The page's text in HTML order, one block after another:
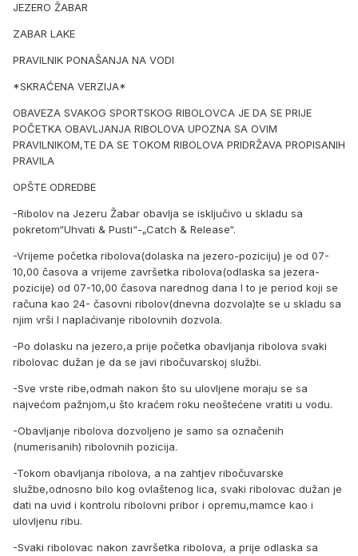
JEZERO ŽABAR
ZABAR LAKE
PRAVILNIK PONAŠANJA NA VODI
*SKRAĆENA VERZIJA*
OBAVEZA SVAKOG SPORTSKOG RIBOLOVCA JE DA SE PRIJE
POČETKA OBAVLJANJA RIBOLOVA UPOZNA SA OVIM
PRAVILNIKOM,TE DA SE TOKOM RIBOLOVA PRIDRŽAVA PROPISANIH
PRAVILA
OPŠTE ODREDBE
-Ribolov na Jezeru Žabar obavlja se isključivo u skladu sa
pokretom“Uhvati & Pusti“-„Catch & Release“.
-Vrijeme početka ribolova(dolaska na jezero-poziciju) je od 07-
10,00 časova a vrijeme završetka ribolova(odlaska sa jezera-
pozicije) od 07-10,00 časova narednog dana I to je period koji se
računa kao 24- časovni ribolov(dnevna dozvola)te se u skladu sa
njim vrši I naplaćivanje ribolovnih dozvola.
-Po dolasku na jezero,a prije početka obavljanja ribolova svaki
ribolovac dužan je da se javi ribočuvarskoj službi.
-Sve vrste ribe,odmah nakon što su ulovljene moraju se sa
najvećom pažnjom,u što kraćem roku neoštećene vratiti u vodu.
-Obavljanje ribolova dozvoljeno je samo sa označenih
(numerisanih) ribolovnih pozicija.
-Tokom obavljanja ribolova, a na zahtjev ribočuvarske
službe,odnosno bilo kog ovlaštenog lica, svaki ribolovac dužan je
dati na uvid i kontrolu ribolovni pribor i opremu,mamce kao i
ulovljenu ribu.
-Svaki ribolovac nakon završetka ribolova, a prije odlaska sa